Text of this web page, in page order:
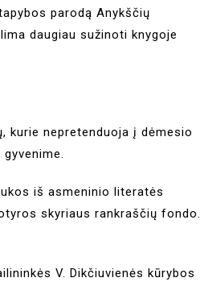
parodą Anykščių
daugiau sužinoti knygoje
kurie nepretenduoja į dėmesio
iš asmeninio literatės
skyriaus rankraščių fondo.
V. Dikčiuvienės kūrybos